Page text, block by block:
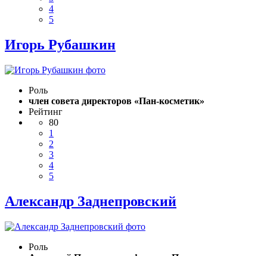
4
5
Игорь Рубашкин
Роль
член совета директоров «Пан-косметик»
Рейтинг
80
1
2
3
4
5
Александр Заднепровский
Роль